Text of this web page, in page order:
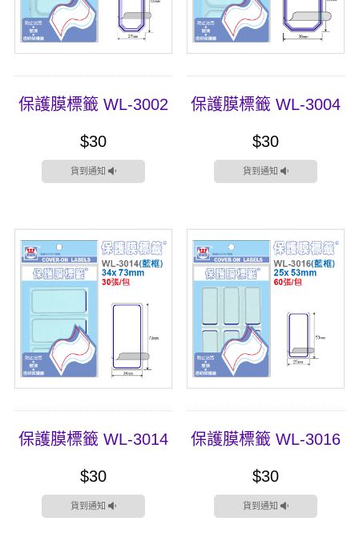
保護膜標籤 WL-3002
$30
貨到通知
保護膜標籤 WL-3004
$30
貨到通知
保護膜標籤 WL-3014
$30
貨到通知
保護膜標籤 WL-3016
$30
貨到通知